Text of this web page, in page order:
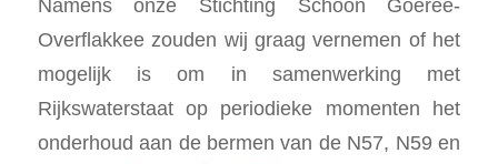
Namens onze Stichting Schoon Goeree-
Overflakkee zouden wij graag vernemen of het
mogelijk is om in samenwerking met
Rijkswaterstaat op periodieke momenten het
onderhoud aan de bermen van de N57, N59 en